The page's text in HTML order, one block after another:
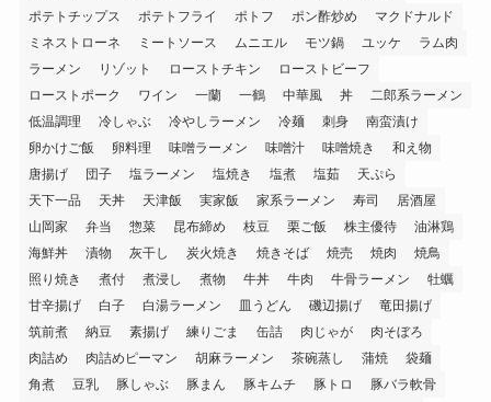
ポテトチップス
ポテトフライ ポトフ ポン酢炒め
マクドナルド
ミネストローネ
ミートソース ムニエル モツ鍋 ユッケ
ラム肉
ラーメン
リゾット ローストチキン
ローストビーフ
ローストポーク
ワイン 一蘭 一鶴 中華風 丼
二郎系ラーメン
低温調理
冷しゃぶ 冷やしラーメン 冷麺 刺身
南蛮漬け
卵かけご飯
卵料理 味噌ラーメン 味噌汁 味噌焼き
和え物
唐揚げ
団子 塩ラーメン 塩焼き 塩煮 塩茹
天ぷら
天下一品
天丼 天津飯 実家飯 家系ラーメン 寿司
居酒屋
山岡家
弁当 惣菜 昆布締め 枝豆 栗ご飯 株主優待
油淋鶏
海鮮丼
漬物 灰干し 炭火焼き 焼きそば 焼売 焼肉
焼鳥
照り焼き
煮付 煮浸し 煮物 牛丼 牛肉 牛骨ラーメン
牡蠣
甘辛揚げ
白子 白湯ラーメン 皿うどん 磯辺揚げ
竜田揚げ
筑前煮
納豆 素揚げ 練りごま 缶詰 肉じゃが
肉そぼろ
肉詰め
肉詰めピーマン 胡麻ラーメン 茶碗蒸し 蒲焼
袋麺
角煮
豆乳 豚しゃぶ 豚まん 豚キムチ 豚トロ
豚バラ軟骨